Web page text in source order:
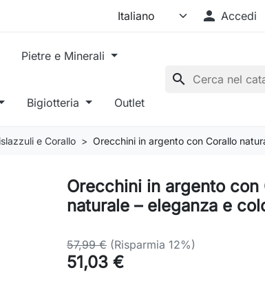
 Accedi
Pietre e Minerali
Bigiotteria Outlet
search
e Corallo Orecchini in argento con Corallo
Orecchini in argento con
naturale – eleganza e
57,99 € (Risparmia 12%)
51,03 €